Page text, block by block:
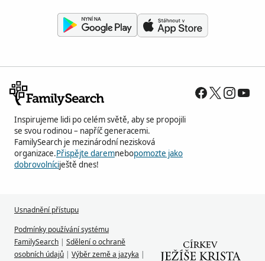
Inspirujeme lidi po celém světě, aby se propojili
se svou rodinou – napříč generacemi.
FamilySearch je mezinárodní nezisková
organizace.Přispějte daremnebopomozte jako
dobrovolníciještě dnes!
Usnadnění přístupu
Podmínky používání systému
FamilySearch | Sdělení o ochraně
osobních údajů | Výběr země a jazyka |